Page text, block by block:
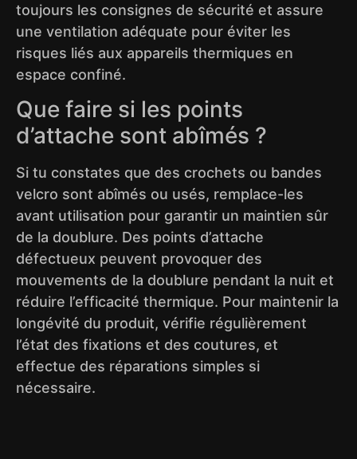
toujours les consignes de sécurité et assure
une ventilation adéquate pour éviter les
risques liés aux appareils thermiques en
espace confiné.
Que faire si les points
d’attache sont abîmés ?
Si tu constates que des crochets ou bandes
velcro sont abîmés ou usés, remplace-les
avant utilisation pour garantir un maintien sûr
de la doublure. Des points d’attache
défectueux peuvent provoquer des
mouvements de la doublure pendant la nuit et
réduire l’efficacité thermique. Pour maintenir la
longévité du produit, vérifie régulièrement
l’état des fixations et des coutures, et
effectue des réparations simples si
nécessaire.